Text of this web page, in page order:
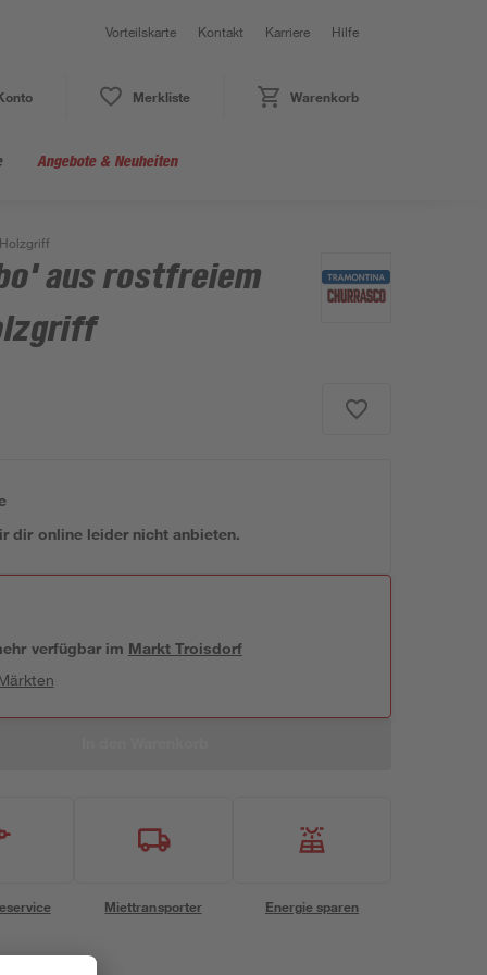
Vorteilskarte Kontakt Karriere Hilfe
Merkliste Warenkorb
Angebote & Neuheiten
aus rostfreiem
dir online leider nicht anbieten.
verfügbar im Markt Troisdorf
Miettransporter Energie sparen